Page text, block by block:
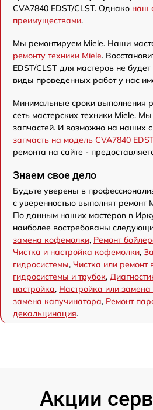
CVA7840 EDST/CLST. Однако наш
преимуществами.
Мы ремонтируем Miele. Наши
ремонту техники Miele.
EDST/CLST для мастеров не
виды проведенных работ у нас
Минимальные сроки выполнения
сеть мастерских техники Miele.
запчастей. И возможно на наших
запчасть на модель CVA7840
ремонта на сайте -
Знаем свое дело
Будьте уверены в
с уверенностью выполнят ремонт
По данным наших мастеров в
наиболее востребованы
замена кофемолки, Ремонт
Чистка и настройка кофемолки,
гидросистемы, Чистка или ремонт
гидросистемы и трубок,
настройка, Настройка или замена
замена капучинатора, Ремонт
декальцинация.
Акции